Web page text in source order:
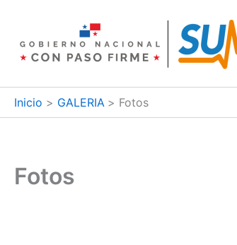
contenido
Inicio GALERIA Fotos
Fotos